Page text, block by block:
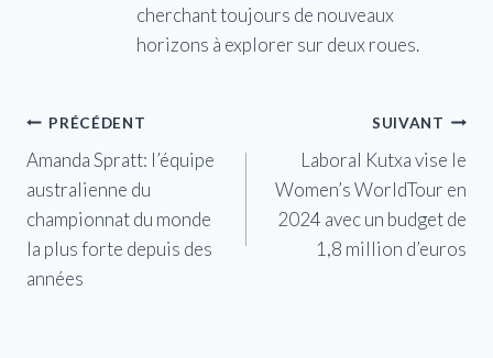
cherchant toujours de nouveaux
horizons à explorer sur deux roues.
Navigation
de
l’article
PRÉCÉDENT
Amanda Spratt: l’équipe
australienne du
championnat du monde
la plus forte depuis des
années
SUIVANT
Laboral Kutxa vise le
Women’s WorldTour en
2024 avec un budget de
1,8 million d’euros